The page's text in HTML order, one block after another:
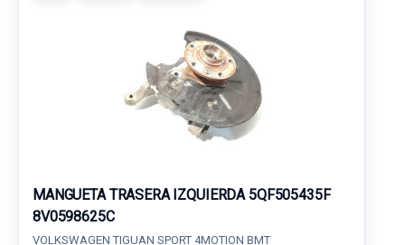
MANGUETA TRASERA IZQUIERDA 5QF505435F
8V0598625C
VOLKSWAGEN TIGUAN SPORT 4MOTION BMT